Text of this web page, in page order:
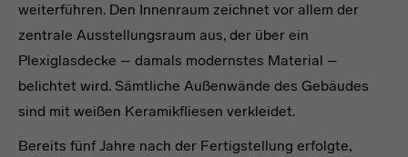
weiterführen. Den Innenraum zeichnet vor allem der
zentrale Ausstellungsraum aus, der über ein
Plexiglasdecke – damals modernstes Material –
belichtet wird. Sämtliche Außenwände des Gebäudes
sind mit weißen Keramikfliesen verkleidet.
Bereits fünf Jahre nach der Fertigstellung erfolgte,